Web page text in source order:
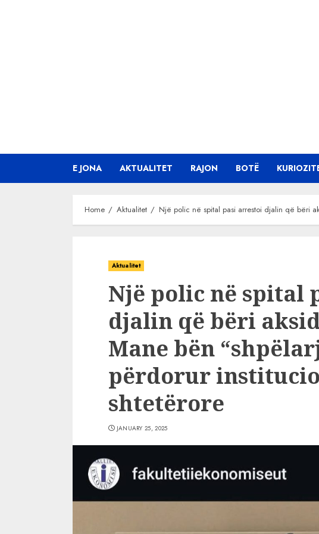
E JONA AKTUALITET RAJON BOTË
Home Aktualitet Një polic në spital pasi arrestoi djalin që bëri
Aktualitet
Një polic në spital
djalin që bëri
Mane bën
përdorur
shtetërore
JANUARY 25, 2025